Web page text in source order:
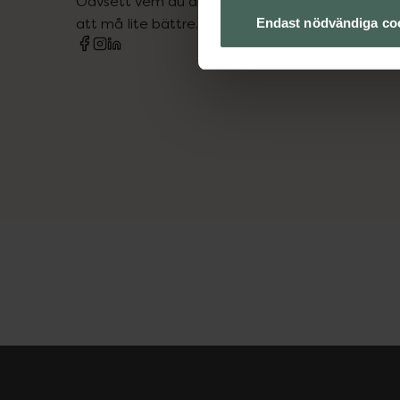
Endast nödvändiga
att må lite bättre. Välkommen att prata med